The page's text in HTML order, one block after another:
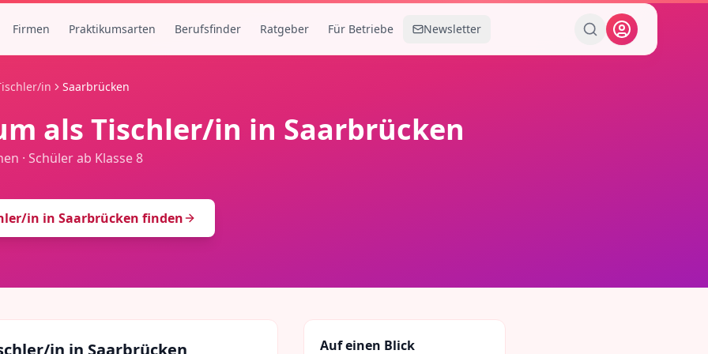
Firmen Praktikumsarten Berufsfinder Ratgeber Für Betriebe Newsletter
in Saarbrücken
als Tischler/in in Saarbrücken
· Schüler ab Klasse 8
in in Saarbrücken finden
in in Saarbrücken Auf einen Blick